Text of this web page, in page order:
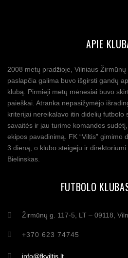
APIE
2008 metų pradžioje, Vilniaus
paslapčia galima buvo išgirsti gandų
klubą. Pirmieji metų mėnesiai buvo
paieškai. Atranka nepasižymėjo
kriterijai nereikalavo itin didelių futbolo
savaitės ir jau turime komandos
ekipos pavadinimą. FK “Viltis” gimimo
3 dieną, o klubo steigėju ir
Bielinskas.
FUTBOLO
Žirmūnų g. 117-5, LT – 09118,
+370 623 74745
info@fkviltis.lt